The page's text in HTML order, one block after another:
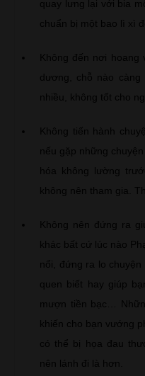
quay lưng lại với bia
chuẩn bị một bao lì xì
Không đến nơi hoang
dương, chỗ nào càng
nhiều, không tốt cho
Không tiến hành
nếu gặp những
hóa không lường
không nên tham gia.
Không nên đứng ra
khác bất cứ lúc nào
nổi, đứng ra lo chuyện
quen biết hay giúp
mượn tiền bạc…
khiến cho bạn vướng
có thể bị họa đau
nên lánh đi là hơn.